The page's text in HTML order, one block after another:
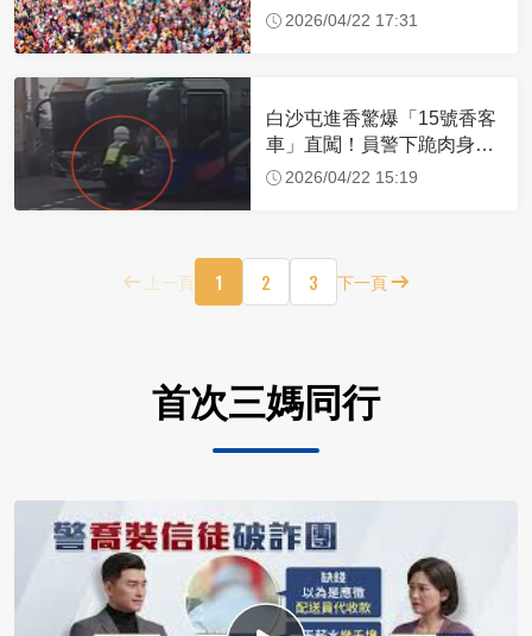
32.1萬創新高
2026/04/22 17:31
白沙屯進香驚爆「15號香客
車」直闖！員警下跪肉身擋
車：讓行人先過
2026/04/22 15:19
上一頁 1 2 3 下一頁
首次三媽同行